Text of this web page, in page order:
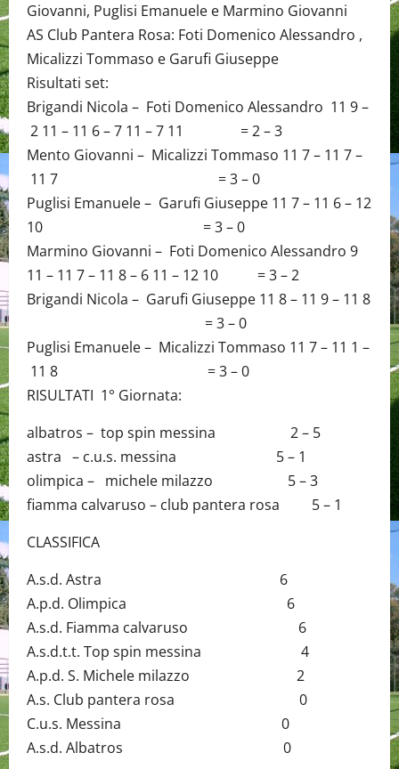
Giovanni, Puglisi Emanuele e Marmino Giovanni
AS Club Pantera Rosa: Foti Domenico Alessandro ,
Micalizzi Tommaso e Garufi Giuseppe
Risultati set:
Brigandi Nicola – Foti Domenico Alessandro 11 9 –
2 11 – 11 6 – 7 11 – 7 11 = 2 – 3
Mento Giovanni – Micalizzi Tommaso 11 7 – 11 7 –
11 7 = 3 – 0
Puglisi Emanuele – Garufi Giuseppe 11 7 – 11 6 – 12
10 = 3 – 0
Marmino Giovanni – Foti Domenico Alessandro 9
11 – 11 7 – 11 8 – 6 11 – 12 10 = 3 – 2
Brigandi Nicola – Garufi Giuseppe 11 8 – 11 9 – 11 8
= 3 – 0
Puglisi Emanuele – Micalizzi Tommaso 11 7 – 11 1 –
11 8 = 3 – 0
RISULTATI 1° Giornata:
albatros – top spin messina 2 – 5
astra – c.u.s. messina 5 – 1
olimpica – michele milazzo 5 – 3
fiamma calvaruso – club pantera rosa 5 – 1
CLASSIFICA
A.s.d. Astra 6
A.p.d. Olimpica 6
A.s.d. Fiamma calvaruso 6
A.s.d.t.t. Top spin messina 4
A.p.d. S. Michele milazzo 2
A.s. Club pantera rosa 0
C.u.s. Messina 0
A.s.d. Albatros 0